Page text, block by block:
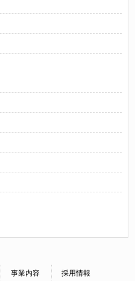
事業内容 採用情報